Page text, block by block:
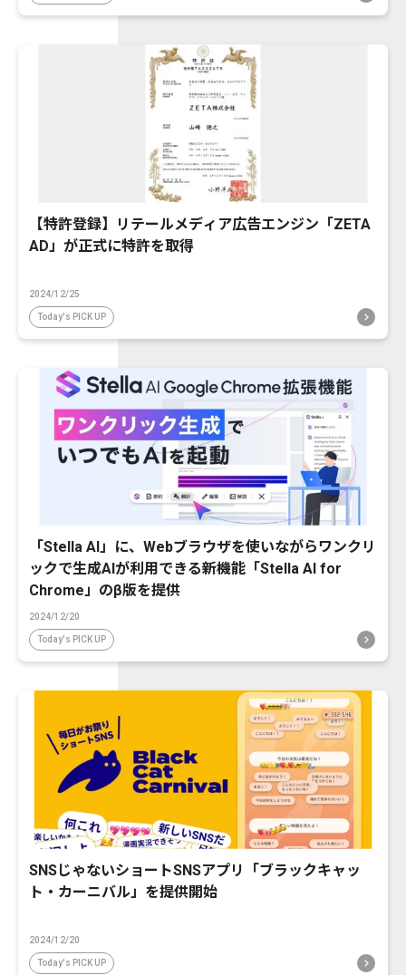
【特許登録】リテールメディア広告エンジン「ZETA
AD」が正式に特許を取得
2024/12/25
Today's PICK UP
「Stella AI」に、Webブラウザを使いながらワンクリ
ックで生成AIが利用できる新機能「Stella AI for
Chrome」のβ版を提供
2024/12/20
Today's PICK UP
SNSじゃないショートSNSアプリ「ブラックキャッ
ト・カーニバル」を提供開始
2024/12/20
Today's PICK UP